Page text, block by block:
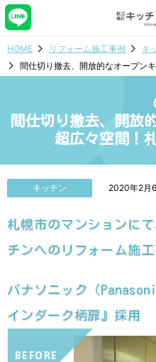
HOME リフォーム施工事例
キ
間仕切り撤去、開放的なオープン
間仕切り撤去、開放
超広々空間！
キッチン 2020年2月
札幌市のマンションに
チンへのリフォーム施
パナソニック（
インダーク柄扉』採用
BEFORE